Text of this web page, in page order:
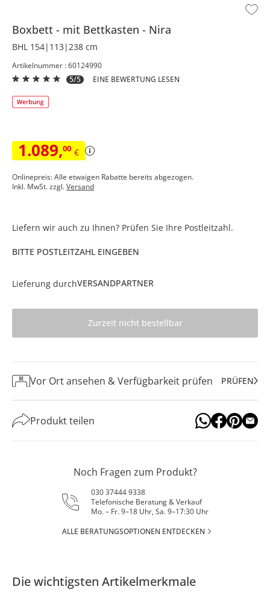
Boxbett mit Bettkasten Nira
BHL 154|113|238 cm
Artikelnummer : 60124990
5/5
EINE BEWERTUNG LESEN
1.089,00 €
Onlinepreis: Alle etwaigen Rabatte bereits abgezogen.
Inkl. MwSt. zzgl.Versand
Liefern wir auch zu Ihnen? Prüfen Sie Ihre Postleitzahl.
BITTE POSTLEITZAHL EINGEBEN
Lieferung durchVERSANDPARTNER
Zurzeit nicht bestellbar
Vor Ort ansehen & Verfügbarkeit prüfen PRÜFEN
Produkt teilen
Noch Fragen zum Produkt?
030 37444 9338
Telefonische Beratung & Verkauf
Mo. – Fr. 9–18 Uhr, Sa. 9–17:30 Uhr
ALLE BERATUNGSOPTIONEN ENTDECKEN
Die wichtigsten Artikelmerkmale